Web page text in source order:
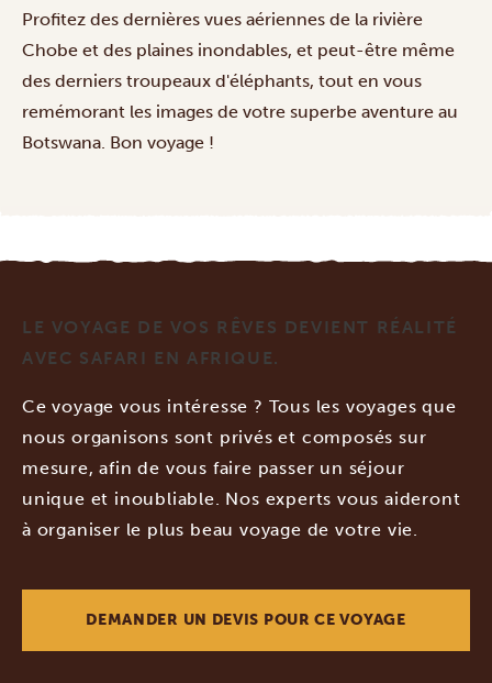
Profitez des dernières vues aériennes de la rivière
Chobe et des plaines inondables, et peut-être même
des derniers troupeaux d'éléphants, tout en vous
remémorant les images de votre superbe aventure au
Botswana. Bon voyage !
LE VOYAGE DE VOS RÊVES DEVIENT RÉALITÉ
AVEC SAFARI EN AFRIQUE.
Ce voyage vous intéresse ? Tous les voyages que
nous organisons sont privés et composés sur
mesure, afin de vous faire passer un séjour
unique et inoubliable. Nos experts vous aideront
à organiser le plus beau voyage de votre vie.
DEMANDER UN DEVIS POUR CE VOYAGE